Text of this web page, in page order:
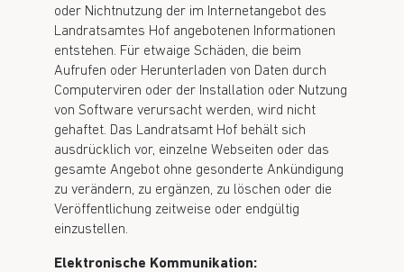
oder Nichtnutzung der im Internetangebot des
Landratsamtes Hof angebotenen Informationen
entstehen. Für etwaige Schäden, die beim
Aufrufen oder Herunterladen von Daten durch
Computerviren oder der Installation oder Nutzung
von Software verursacht werden, wird nicht
gehaftet. Das Landratsamt Hof behält sich
ausdrücklich vor, einzelne Webseiten oder das
gesamte Angebot ohne gesonderte Ankündigung
zu verändern, zu ergänzen, zu löschen oder die
Veröffentlichung zeitweise oder endgültig
einzustellen.
Elektronische Kommunikation: